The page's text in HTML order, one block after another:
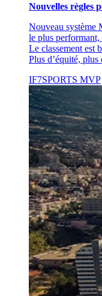
Nouvelles règles
Nouveau système
le plus
Le classement est
Plus d’équité, plus
IF7SPORTS MVP